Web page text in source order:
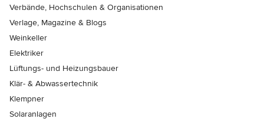
Verbände, Hochschulen & Organisationen
Verlage, Magazine & Blogs
Weinkeller
Elektriker
Lüftungs- und Heizungsbauer
Klär- & Abwassertechnik
Klempner
Solaranlagen